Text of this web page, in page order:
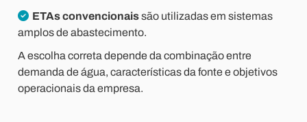
ETAs convencionaissão utilizadas em sistemas
amplos de abastecimento.
A escolha correta depende da combinação entre
demanda de água, características da fonte e objetivos
operacionais da empresa.